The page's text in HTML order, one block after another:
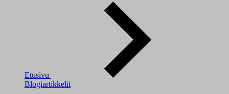
Etusivu
Blogiartikkelit